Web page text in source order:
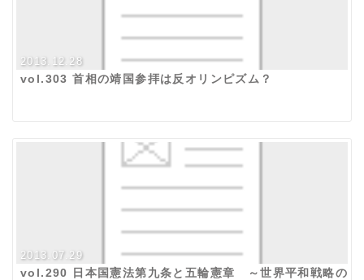
2013.12.28
vol.303 首相の靖国参拝は反オリンピズム？
2013.07.29
vol.290 日本国憲法第九条と五輪憲章 ～世界平和戦略の